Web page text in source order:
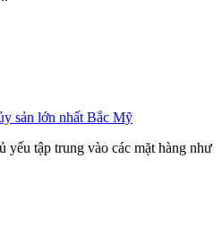
sản lớn nhất Bắc Mỹ
yếu tập trung vào các mặt hàng như